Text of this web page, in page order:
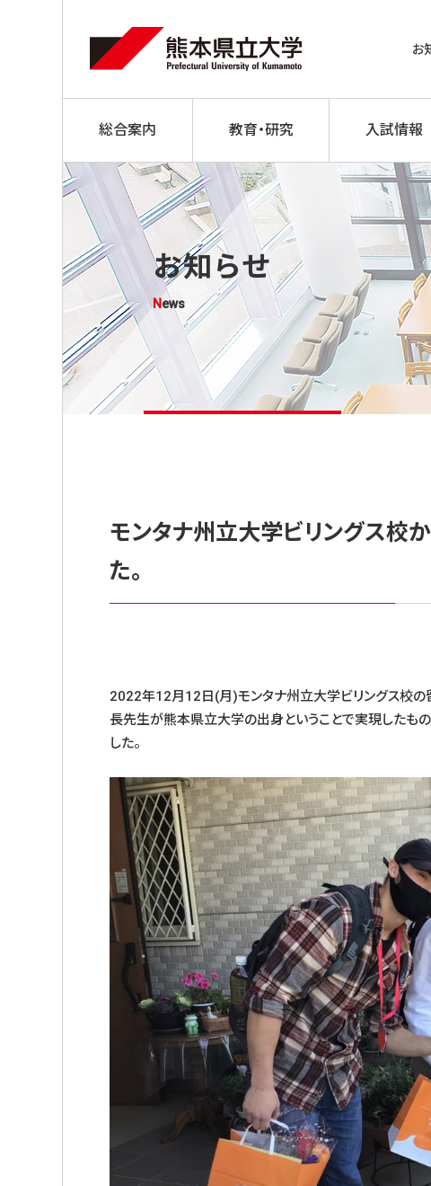
お
総合案内 教育・研究 入試情報
お知らせ
News
モンタナ州立大学ビリングス校
た。
2022年12月12日(月)モンタナ州立大学ビリングス校の
長先生が熊本県立大学の出身ということで実現したも
した。